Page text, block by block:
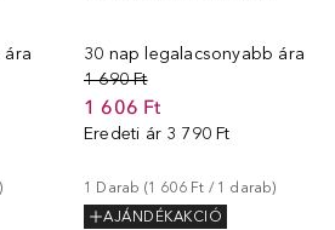
ára
)
30 nap legalacsonyabb ára
1 690 Ft
1 606 Ft
Eredeti ár 3 790 Ft
1 Darab (1 606 Ft / 1 darab)
AJÁNDÉKAKCIÓ